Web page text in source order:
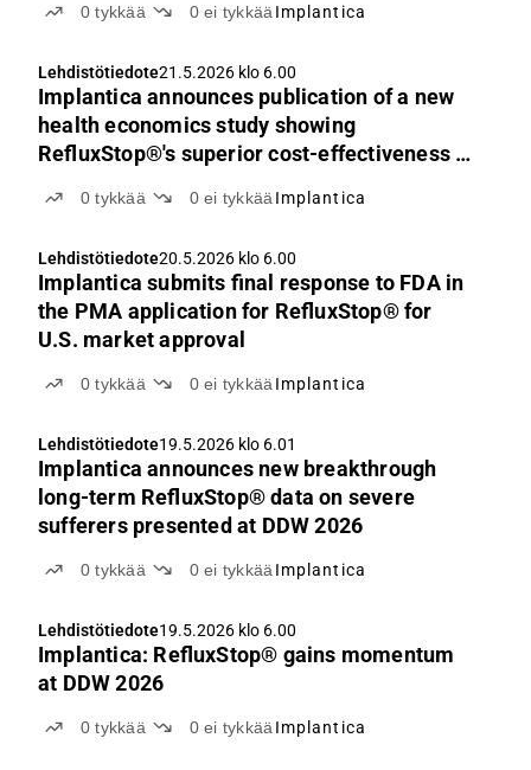
0tykkää 0ei tykkää Implantica
Lehdistötiedote21.5.2026 klo 6.00
Implantica announces publication of a new
health economics study showing
RefluxStop®'s superior cost-effectiveness in
Healthcare System
0tykkää 0ei tykkää Implantica
Lehdistötiedote20.5.2026 klo 6.00
Implantica submits final response to FDA in
the PMA application for RefluxStop® for
U.S. market approval
0tykkää 0ei tykkää Implantica
Lehdistötiedote19.5.2026 klo 6.01
Implantica announces new breakthrough
long-term RefluxStop® data on severe
sufferers presented at DDW 2026
0tykkää 0ei tykkää Implantica
Lehdistötiedote19.5.2026 klo 6.00
Implantica: RefluxStop® gains momentum
at DDW 2026
0tykkää 0ei tykkää Implantica